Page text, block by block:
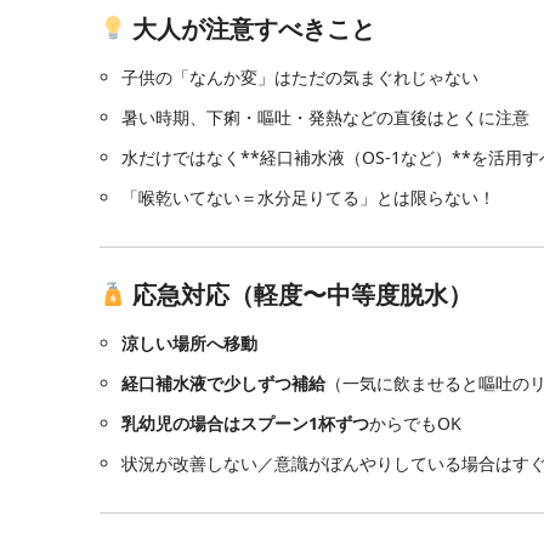
大人が注意すべきこと
子供の「なんか変」はただの気まぐれじゃない
暑い時期、下痢・嘔吐・発熱などの直後はとくに注意
水だけではなく**経口補水液（OS-1など）**を活用す
「喉乾いてない＝水分足りてる」とは限らない！
応急対応（軽度〜中等度脱水）
涼しい場所へ移動
経口補水液で少しずつ補給（一気に飲ませると嘔吐のリ
乳幼児の場合はスプーン1杯ずつからでもOK
状況が改善しない／意識がぼんやりしている場合はす